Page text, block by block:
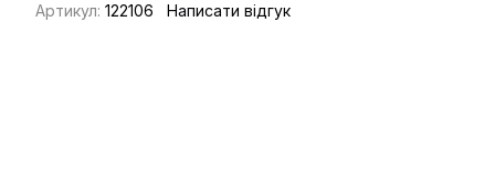
Артикул: 122106 Написати відгук